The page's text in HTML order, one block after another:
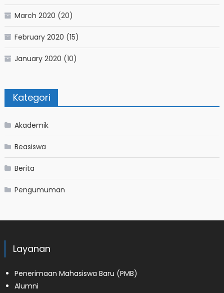
March 2020 (20)
February 2020 (15)
January 2020 (10)
Kategori
Akademik
Beasiswa
Berita
Pengumuman
Layanan
Penerimaan Mahasiswa Baru (PMB)
Alumni